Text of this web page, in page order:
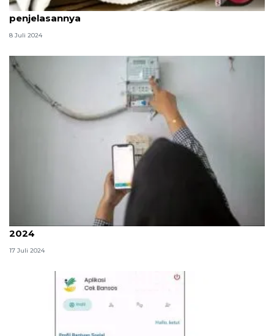
Pengertian dan jenis-jenis teks berita, simak
penjelasannya
8 Juli 2024
Rincian tarif listrik PLN per kWh Juli-September
2024
17 Juli 2024